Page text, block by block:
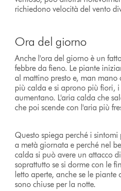
richiedono velocità del vento
Ora del giorno
Anche l'ora del giorno è un
febbre da fieno. Le piante
al mattino presto e, man mano
più calda e si aprono più fiori,
aumentano. L'aria calda che
che poi scende con l'aria più
Questo spiega perché i sintomi
a metà giornata e perché nel
calda si può avere un attacco
soprattutto se si dorme con le
letto aperte, anche se le
sono chiuse per la notte.